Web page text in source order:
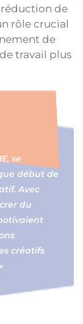
réduction de
rôle crucial
de
travail plus
se
début de
Avec
du
créatifs